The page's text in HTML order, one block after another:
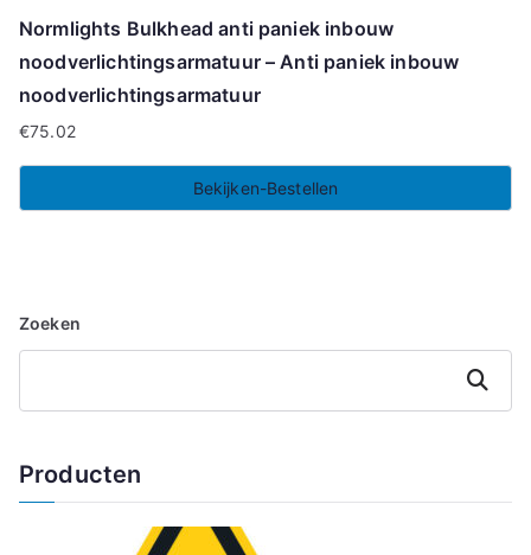
Normlights Bulkhead anti paniek inbouw
noodverlichtingsarmatuur – Anti paniek inbouw
noodverlichtingsarmatuur
€75.02
Bekijken-Bestellen
Zoeken
Zoeken
Producten